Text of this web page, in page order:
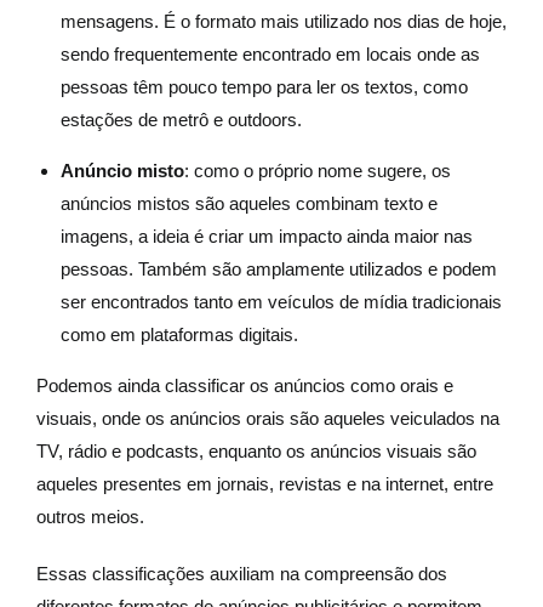
mensagens. É o formato mais utilizado nos dias de hoje,
sendo frequentemente encontrado em locais onde as
pessoas têm pouco tempo para ler os textos, como
estações de metrô e outdoors.
Anúncio misto: como o próprio nome sugere, os
anúncios mistos são aqueles combinam texto e
imagens, a ideia é criar um impacto ainda maior nas
pessoas. Também são amplamente utilizados e podem
ser encontrados tanto em veículos de mídia tradicionais
como em plataformas digitais.
Podemos ainda classificar os anúncios como orais e
visuais, onde os anúncios orais são aqueles veiculados na
TV, rádio e podcasts, enquanto os anúncios visuais são
aqueles presentes em jornais, revistas e na internet, entre
outros meios.
Essas classificações auxiliam na compreensão dos